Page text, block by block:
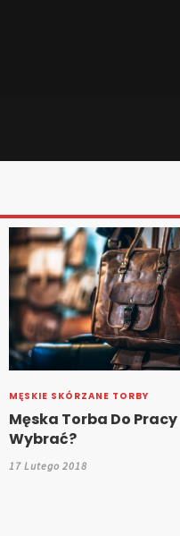
TORBY I TOREBKI
Jak Wybrać Damską
13 Lutego 2018